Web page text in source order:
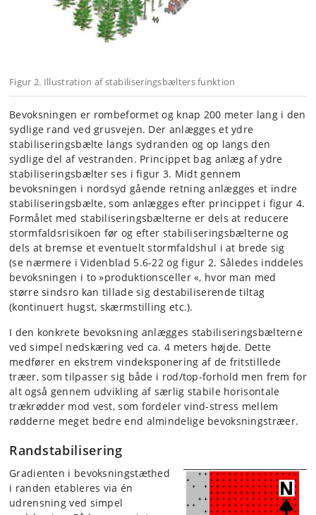
Figur 2. Illustration af stabiliseringsbælters funktion
Bevoksningen er rombeformet og knap 200 meter lang i den
sydlige rand ved grusvejen. Der anlægges et ydre
stabiliseringsbælte langs sydranden og op langs den
sydlige del af vestranden. Princippet bag anlæg af ydre
stabiliseringsbælter ses i figur 3. Midt gennem
bevoksningen i nordsyd gående retning anlægges et indre
stabiliseringsbælte, som anlægges efter princippet i figur 4.
Formålet med stabiliseringsbælterne er dels at reducere
stormfaldsrisikoen før og efter stabiliseringsbælterne og
dels at bremse et eventuelt stormfaldshul i at brede sig
(se nærmere i Videnblad 5.6-22 og figur 2. Således inddeles
bevoksningen i to »produktionsceller «, hvor man med
større sindsro kan tillade sig destabiliserende tiltag
(kontinuert hugst, skærmstilling etc.).
I den konkrete bevoksning anlægges stabiliseringsbælterne
ved simpel nedskæring ved ca. 4 meters højde. Dette
medfører en ekstrem vindeksponering af de fritstillede
træer, som tilpasser sig både i rod/top-forhold men frem for
alt også gennem udvikling af særlig stabile horisontale
trækrødder mod vest, som fordeler vind-stress mellem
rødderne meget bedre end almindelige bevoksningstræer.
Randstabilisering
Gradienten i bevoksningstæthed
i randen etableres via én
udrensning ved simpel